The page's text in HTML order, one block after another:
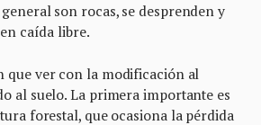
son rocas, se desprenden y
caída libre.
que ver con la modificación al
al suelo. La primera importante es
forestal, que ocasiona la pérdida